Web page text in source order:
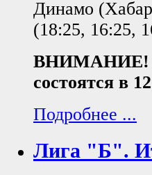
Динамо
(18:25, 16:25,
ВНИМАНИЕ!
состоятся в
Подробнее ...
Лига "Б".